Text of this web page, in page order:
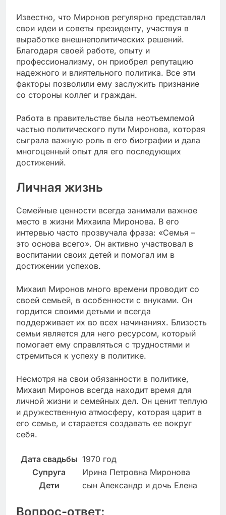
Известно, что Миронов регулярно представлял
свои идеи и советы президенту, участвуя в
выработке внешнеполитических решений.
Благодаря своей работе, опыту и
профессионализму, он приобрел репутацию
надежного и влиятельного политика. Все эти
факторы позволили ему заслужить признание
со стороны коллег и граждан.
Работа в правительстве была неотъемлемой
частью политического пути Миронова, которая
сыграла важную роль в его биографии и дала
многоценный опыт для его последующих
достижений.
Личная жизнь
Семейные ценности всегда занимали важное
место в жизни Михаила Миронова. В его
интервью часто прозвучала фраза: «Семья –
это основа всего». Он активно участвовал в
воспитании своих детей и помогал им в
достижении успехов.
Михаил Миронов много времени проводит со
своей семьей, в особенности с внуками. Он
гордится своими детьми и всегда
поддерживает их во всех начинаниях. Близость
семьи является для него ресурсом, который
помогает ему справляться с трудностями и
стремиться к успеху в политике.
Несмотря на свои обязанности в политике,
Михаил Миронов всегда находит время для
личной жизни и семейных дел. Он ценит теплую
и дружественную атмосферу, которая царит в
его семье, и старается создавать ее вокруг
себя.
Дата свадьбы 1970 год
Супруга
Ирина Петровна Миронова
Дети
сын Александр и дочь Елена
Вопрос-ответ: